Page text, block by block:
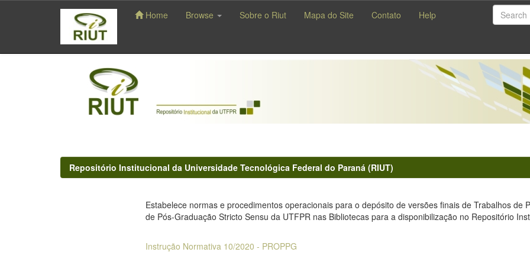
navigation
Home Browse Sobre o Riut Mapa do Site Contato Help
Repositório Institucional da Universidade Tecnológica Federal do Paraná (RIUT)
Estabelece normas e procedimentos operacionais para o depósito de versões finais de Trabalhos de
de Pós-Graduação Stricto Sensu da UTFPR nas Bibliotecas para a disponibilização no Repositório
Instrução Normativa 10/2020 - PROPPG